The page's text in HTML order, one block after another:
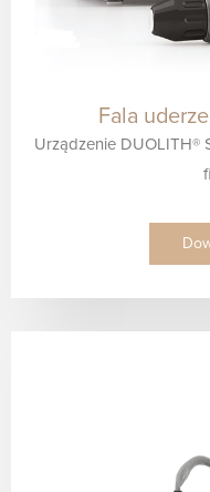
Fala
Urządzenie DUOLITH®